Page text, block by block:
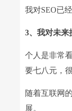
我对SEO已
3、我对未来
个人是非常
要七八元，
随着互联网
展。